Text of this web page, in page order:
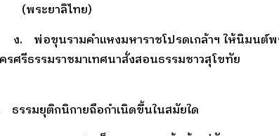
(พระยาลิไทย)
ง. พ่อขุนรามคำแหงมหาราชโปรดเกล้าฯ ให้นิมนต์พ
รศรีธรรมราชมาเทศนาสั่งสอนธรรมชาวสุโขทัย
ธรรมยุติกนิกายถือกำเนิดขึ้นในสมัยใด